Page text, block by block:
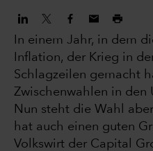
In einem Jahr, in dem
Inflation, der Krieg in
Schlagzeilen gemacht
Zwischenwahlen in den
Nun steht die Wahl
hat auch einen guten
Volkswirt der Capital